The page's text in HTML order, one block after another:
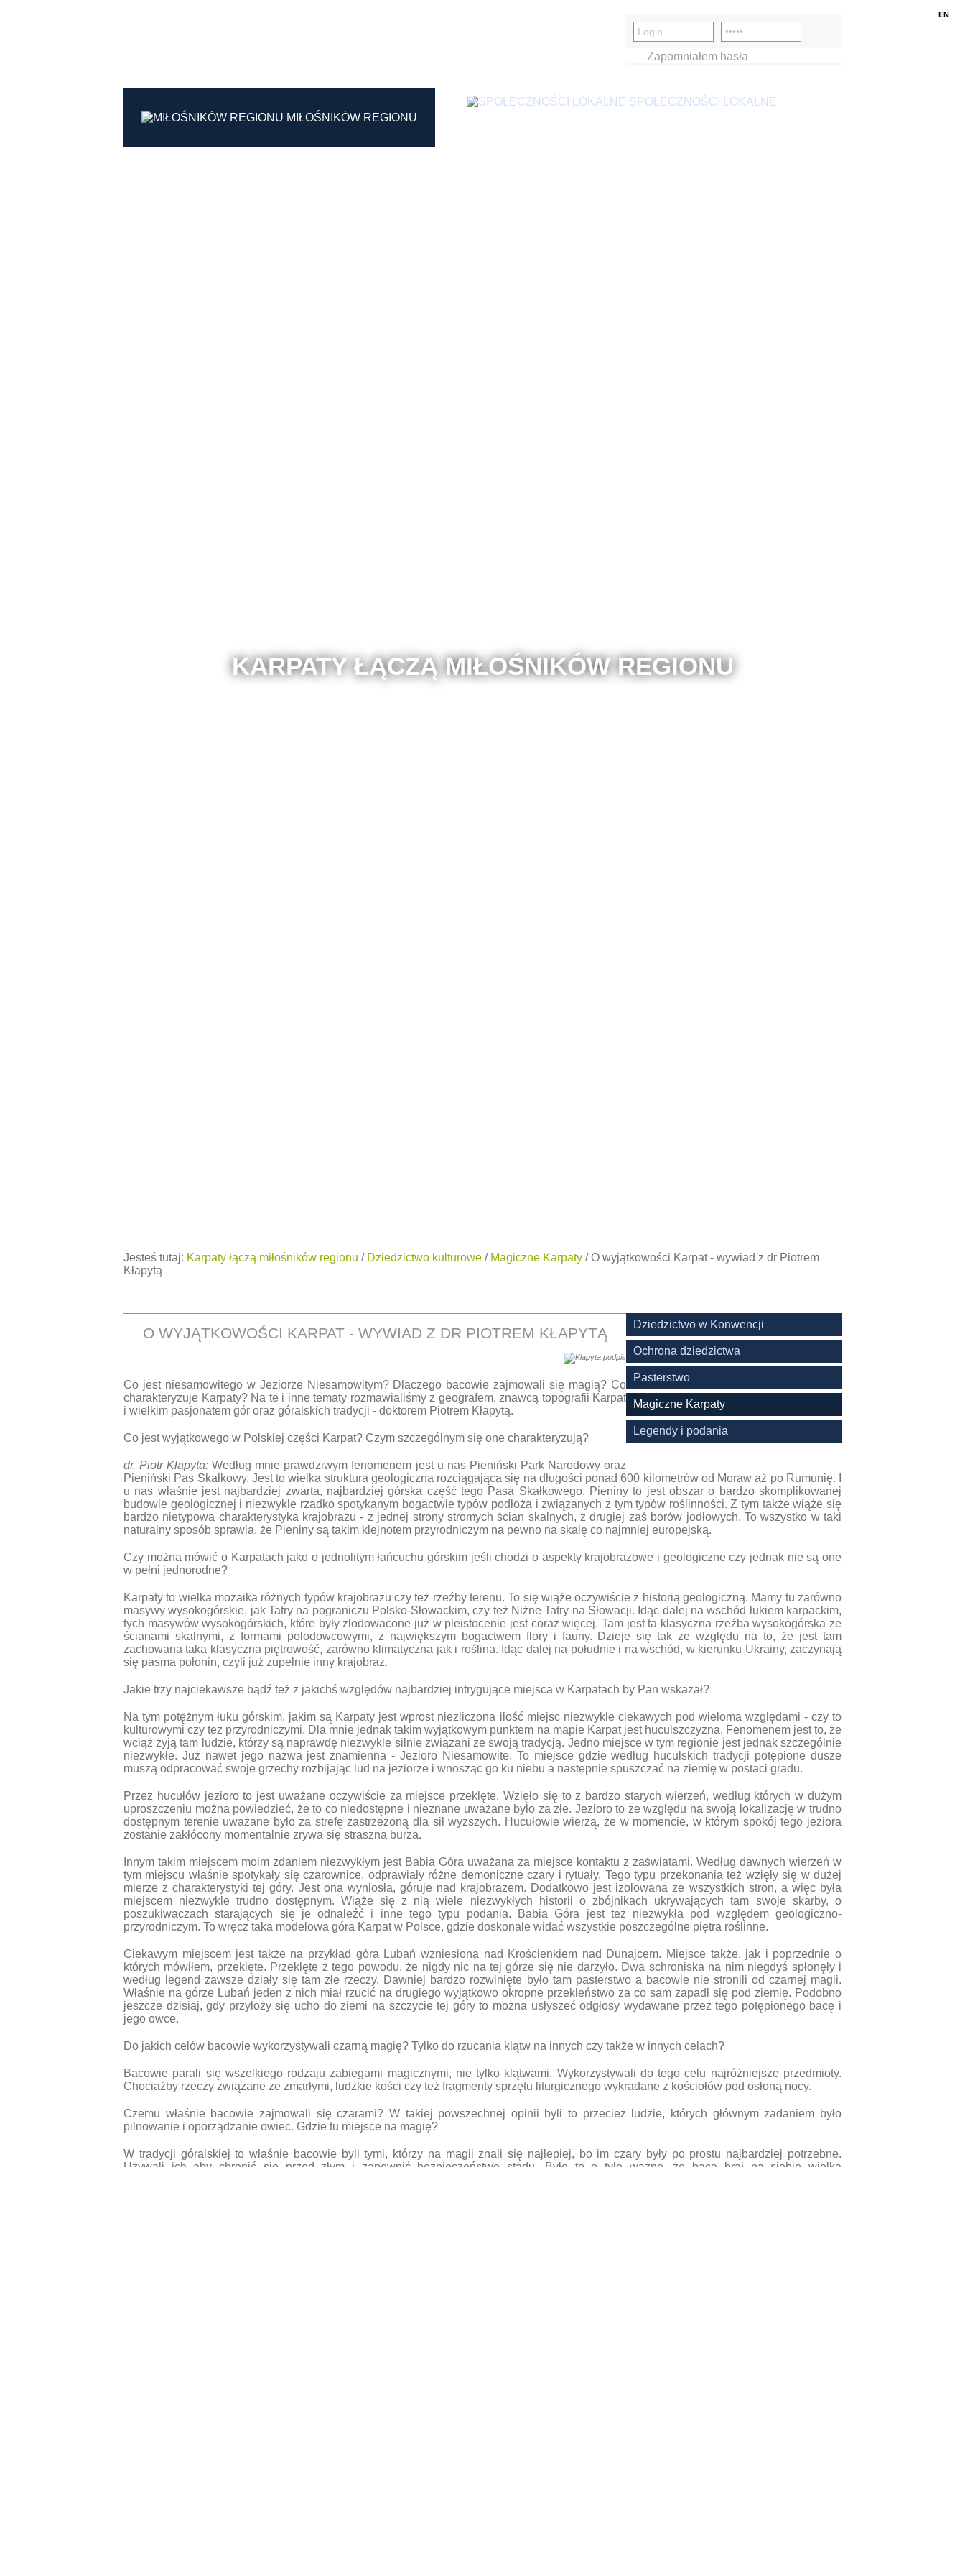
Zapomniałem hasła
SPOŁECZNOŚCI LOKALNE
MIŁOŚNIKÓW REGIONU
KARPATY ŁĄCZĄ MIŁOŚNIKÓW REGIONU
Jesteś tutaj: Karpaty łączą miłośników regionu / Dziedzictwo kulturowe / Magiczne Karpaty /O wyjątkowości Karpat - wywiad z dr Piotrem
Kłapytą
Dziedzictwo w Konwencji
Ochrona dziedzictwa
Pasterstwo
Magiczne Karpaty
Legendy i podania
O WYJĄTKOWOŚCI KARPAT - WYWIAD Z DR PIOTREM KŁAPYTĄ
Co jest niesamowitego w Jeziorze Niesamowitym? Dlaczego bacowie zajmowali się magią? Co
charakteryzuje Karpaty? Na te i inne tematy rozmawialiśmy z geografem, znawcą topografii Karpat
i wielkim pasjonatem gór oraz góralskich tradycji - doktorem Piotrem Kłapytą.
Co jest wyjątkowego w Polskiej części Karpat? Czym szczególnym się one charakteryzują?
dr. Piotr Kłapyta: Według mnie prawdziwym fenomenem jest u nas Pieniński Park Narodowy oraz
Pieniński Pas Skałkowy. Jest to wielka struktura geologiczna rozciągająca się na długości ponad 600 kilometrów od Moraw aż po Rumunię. I
u nas właśnie jest najbardziej zwarta, najbardziej górska część tego Pasa Skałkowego. Pieniny to jest obszar o bardzo skomplikowanej
budowie geologicznej i niezwykle rzadko spotykanym bogactwie typów podłoża i związanych z tym typów roślinności. Z tym także wiąże się
bardzo nietypowa charakterystyka krajobrazu - z jednej strony stromych ścian skalnych, z drugiej zaś borów jodłowych. To wszystko w taki
naturalny sposób sprawia, że Pieniny są takim klejnotem przyrodniczym na pewno na skalę co najmniej europejską.
Czy można mówić o Karpatach jako o jednolitym łańcuchu górskim jeśli chodzi o aspekty krajobrazowe i geologiczne czy jednak nie są one
w pełni jednorodne?
Karpaty to wielka mozaika różnych typów krajobrazu czy też rzeźby terenu. To się wiąże oczywiście z historią geologiczną. Mamy tu zarówno
masywy wysokogórskie, jak Tatry na pograniczu Polsko-Słowackim, czy też Niżne Tatry na Słowacji. Idąc dalej na wschód łukiem karpackim,
tych masywów wysokogórskich, które były zlodowacone już w pleistocenie jest coraz więcej. Tam jest ta klasyczna rzeźba wysokogórska ze
ścianami skalnymi, z formami polodowcowymi, z największym bogactwem flory i fauny. Dzieje się tak ze względu na to, że jest tam
zachowana taka klasyczna piętrowość, zarówno klimatyczna jak i roślina. Idąc dalej na południe i na wschód, w kierunku Ukrainy, zaczynają
się pasma połonin, czyli już zupełnie inny krajobraz.
Jakie trzy najciekawsze bądź też z jakichś względów najbardziej intrygujące miejsca w Karpatach by Pan wskazał?
Na tym potężnym łuku górskim, jakim są Karpaty jest wprost niezliczona ilość miejsc niezwykle ciekawych pod wieloma względami - czy to
kulturowymi czy też przyrodniczymi. Dla mnie jednak takim wyjątkowym punktem na mapie Karpat jest huculszczyzna. Fenomenem jest to, że
wciąż żyją tam ludzie, którzy są naprawdę niezwykle silnie związani ze swoją tradycją. Jedno miejsce w tym regionie jest jednak szczególnie
niezwykłe. Już nawet jego nazwa jest znamienna - Jezioro Niesamowite. To miejsce gdzie według huculskich tradycji potępione dusze
muszą odpracować swoje grzechy rozbijając lud na jeziorze i wnosząc go ku niebu a następnie spuszczać na ziemię w postaci gradu.
Przez hucułów jezioro to jest uważane oczywiście za miejsce przeklęte. Wzięło się to z bardzo starych wierzeń, według których w dużym
uproszczeniu można powiedzieć, że to co niedostępne i nieznane uważane było za złe. Jezioro to ze względu na swoją lokalizację w trudno
dostępnym terenie uważane było za strefę zastrzeżoną dla sił wyższych. Hucułowie wierzą, że w momencie, w którym spokój tego jeziora
zostanie zakłócony momentalnie zrywa się straszna burza.
Innym takim miejscem moim zdaniem niezwykłym jest Babia Góra uważana za miejsce kontaktu z zaświatami. Według dawnych wierzeń w
tym miejscu właśnie spotykały się czarownice, odprawiały różne demoniczne czary i rytuały. Tego typu przekonania też wzięły się w dużej
mierze z charakterystyki tej góry. Jest ona wyniosła, góruje nad krajobrazem. Dodatkowo jest izolowana ze wszystkich stron, a więc była
miejscem niezwykle trudno dostępnym. Wiąże się z nią wiele niezwykłych historii o zbójnikach ukrywających tam swoje skarby, o
poszukiwaczach starających się je odnaleźć i inne tego typu podania. Babia Góra jest też niezwykła pod względem geologiczno-
przyrodniczym. To wręcz taka modelowa góra Karpat w Polsce, gdzie doskonale widać wszystkie poszczególne piętra roślinne.
Ciekawym miejscem jest także na przykład góra Lubań wzniesiona nad Krościenkiem nad Dunajcem. Miejsce także, jak i poprzednie o
których mówiłem, przeklęte. Przeklęte z tego powodu, że nigdy nic na tej górze się nie darzyło. Dwa schroniska na nim niegdyś spłonęły i
według legend zawsze działy się tam złe rzeczy. Dawniej bardzo rozwinięte było tam pasterstwo a bacowie nie stronili od czarnej magii.
Właśnie na górze Lubań jeden z nich miał rzucić na drugiego wyjątkowo okropne przekleństwo za co sam zapadł się pod ziemię. Podobno
jeszcze dzisiaj, gdy przyłoży się ucho do ziemi na szczycie tej góry to można usłyszeć odgłosy wydawane przez tego potępionego bacę i
jego owce.
Do jakich celów bacowie wykorzystywali czarną magię? Tylko do rzucania klątw na innych czy także w innych celach?
Bacowie parali się wszelkiego rodzaju zabiegami magicznymi, nie tylko klątwami. Wykorzystywali do tego celu najróżniejsze przedmioty.
Chociażby rzeczy związane ze zmarłymi, ludzkie kości czy też fragmenty sprzętu liturgicznego wykradane z kościołów pod osłoną nocy.
Czemu właśnie bacowie zajmowali się czarami? W takiej powszechnej opinii byli to przecież ludzie, których głównym zadaniem było
pilnowanie i oporządzanie owiec. Gdzie tu miejsce na magię?
W tradycji góralskiej to właśnie bacowie byli tymi, którzy na magii znali się najlepiej, bo im czary były po prostu najbardziej potrzebne.
Używali ich aby chronić się przed złym i zapewnić bezpieczeństwo stadu. Było to o tyle ważne, że baca brał na siebie wielką
EN